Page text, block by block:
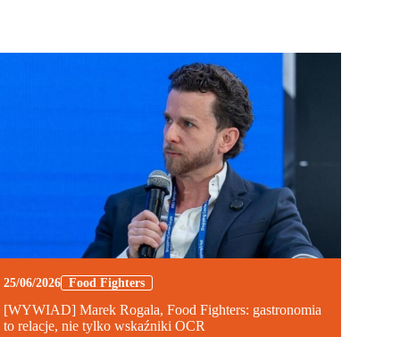
25/06/2026 Food Fighters
[WYWIAD] Marek Rogala, Food Fighters: gastronomia
to relacje, nie tylko wskaźniki OCR